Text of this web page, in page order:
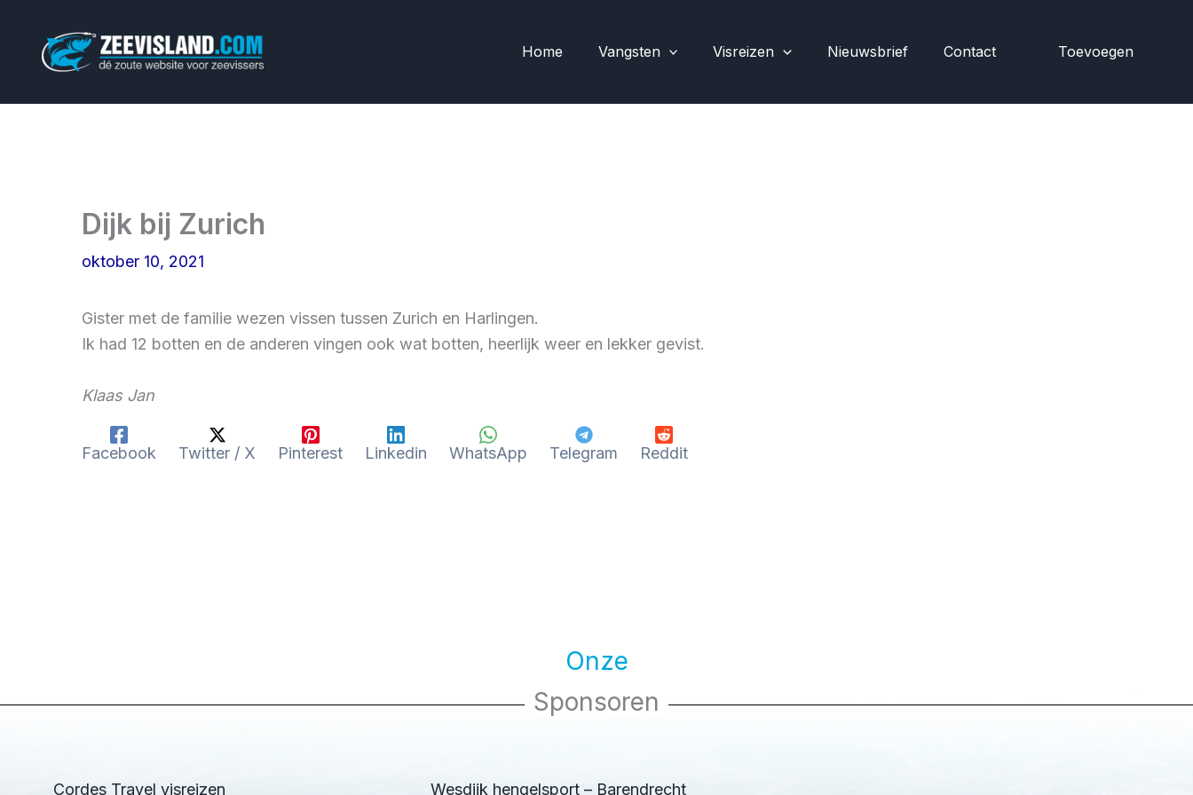
Home Vangsten Visreizen Nieuwsbrief Contact Toevoegen
Dijk bij Zurich
oktober 10, 2021
Gister met de familie wezen vissen tussen Zurich en Harlingen.
Ik had 12 botten en de anderen vingen ook wat botten, heerlijk weer en lekker gevist.
Klaas Jan
Facebook Twitter / X Pinterest Linkedin WhatsApp Telegram Reddit
Onze
Sponsoren
Cordes Travel visreizen Wesdijk hengelsport – Barendrecht